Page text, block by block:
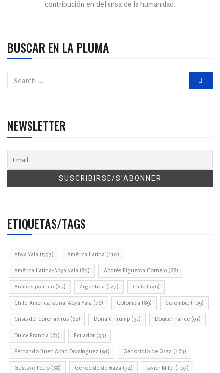
contribución en defensa de la humanidad.
BUSCAR EN LA PLUMA
NEWSLETTER
ETIQUETAS/TAGS
Abya Yala (557) América Latina (110)
América Latina-Abya yala (85) Andrés Figueroa Cornejo (68)
Análisis político (65) Argentina (147) Chile (146)
Chile-America latina-Abya Yala (76) Colombia (89) Colombie (109)
Crisis del coronavirus (62) Donald Trump (97) Douce France (91)
Dulce Francia (63) Ecuador (93)
Fernando Buen Abad Domínguez (91) Genocidio de Gaza (163)
Gustavo Petro (88) Génocide de Gaza (74) Javier Milei (107)